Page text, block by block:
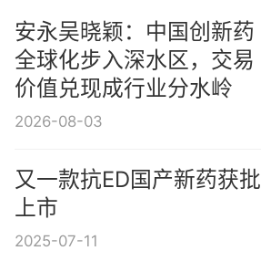
安永吴晓颖：中国创新药
全球化步入深水区，交易
价值兑现成行业分水岭
2026-08-03
又一款抗ED国产新药获批
上市
2025-07-11